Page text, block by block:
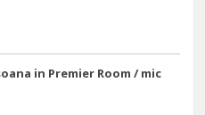
in Premier Room / mic